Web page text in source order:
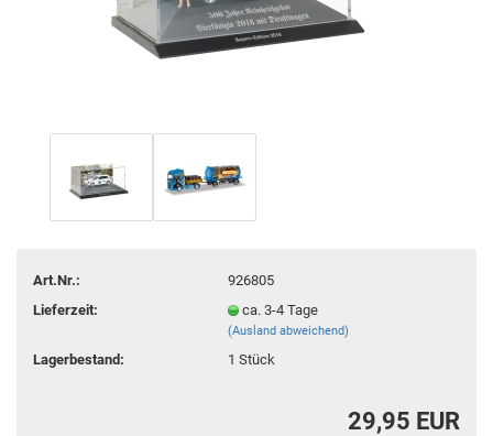
Art.Nr.:
926805
Lieferzeit:
ca. 3-4 Tage
(Ausland abweichend)
Lagerbestand: 1 Stück
29,95 EUR